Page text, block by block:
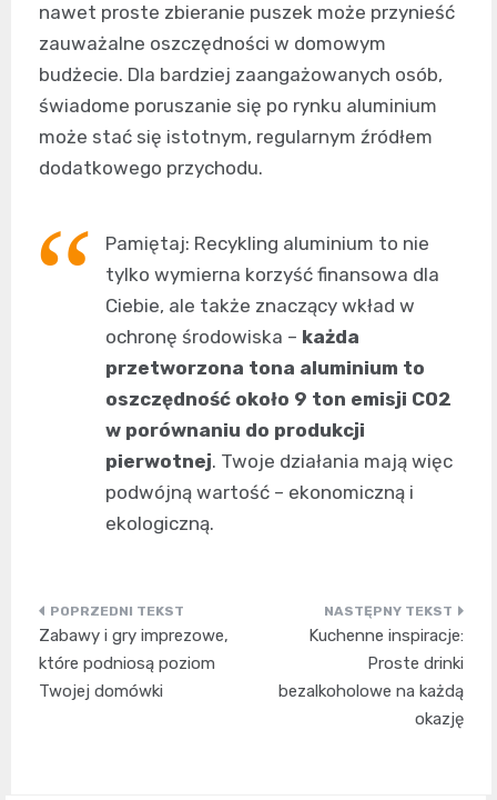
nawet proste zbieranie puszek może przynieść
zauważalne oszczędności w domowym
budżecie. Dla bardziej zaangażowanych osób,
świadome poruszanie się po rynku aluminium
może stać się istotnym, regularnym źródłem
dodatkowego przychodu.
Pamiętaj: Recykling aluminium to nie
tylko wymierna korzyść finansowa dla
Ciebie, ale także znaczący wkład w
ochronę środowiska – każda
przetworzona tona aluminium to
oszczędność około 9 ton emisji CO2
w porównaniu do produkcji
pierwotnej. Twoje działania mają więc
podwójną wartość – ekonomiczną i
ekologiczną.
Nawigacja
wpisu
Zabawy i gry imprezowe,
które podniosą poziom
Twojej domówki
Kuchenne inspiracje:
Proste drinki
bezalkoholowe na każdą
okazję